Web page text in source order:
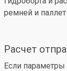
ремней и
Расчет
Если